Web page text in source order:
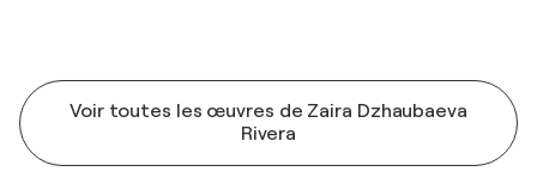
Voir toutes les œuvres de Zaira Dzhaubaeva
Rivera